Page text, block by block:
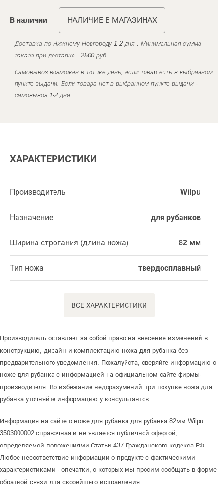
В наличии НАЛИЧИЕ В МАГАЗИНАХ
Доставка по Нижнему Новгороду 1-2 дня . Минимальная сумма
заказа при доставке - 2500 руб.
Самовывоз возможен в тот же день, если товар есть в выбранном
пункте выдачи. Если товара нет в выбранном пункте выдачи -
самовывоз 1-2 дня.
ХАРАКТЕРИСТИКИ
Производитель Wilpu
Назначение для рубанков
Ширина строгания (длина ножа) 82 мм
Тип ножа твердосплавный
ВСЕ ХАРАКТЕРИСТИКИ
Производитель оставляет за собой право на внесение изменений в
конструкцию, дизайн и комплектацию ножа для рубанка без
предварительного уведомления. Пожалуйста, сверяйте информацию о
ноже для рубанка с информацией на официальном сайте фирмы-
производителя. Во избежание недоразумений при покупке ножа для
рубанка уточняйте информацию у консультантов.
Информация на сайте о ноже для рубанка для рубанка 82мм Wilpu
3503000002 справочная и не является публичной офертой,
определяемой положениями Статьи 437 Гражданского кодекса РФ.
Любое несоответствие информации о продукте с фактическими
характеристиками - опечатки, о которых мы просим сообщать в форме
обратной связи для скорейшего исправления.